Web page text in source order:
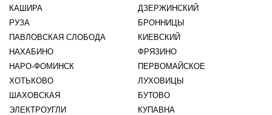
КАШИРА
ДЗЕРЖИНСКИЙ
РУЗА
БРОННИЦЫ
ПАВЛОВСКАЯ СЛОБОДА
КИЕВСКИЙ
НАХАБИНО
ФРЯЗИНО
НАРО-ФОМИНСК
ПЕРВОМАЙСКОЕ
ХОТЬКОВО
ЛУХОВИЦЫ
ШАХОВСКАЯ
БУТОВО
ЭЛЕКТРОУГЛИ
КУПАВНА